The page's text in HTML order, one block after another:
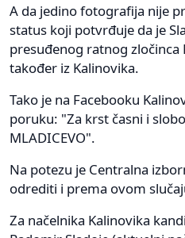
A da jedino fotografija nije
status koji potvrđuje da je
presuđenog ratnog zločinca
također iz Kalinovika.
Tako je na Facebooku
poruku: "Za krst časni i
MLADICEVO".
Na potezu je Centralna
odrediti i prema ovom
Za načelnika Kalinovika